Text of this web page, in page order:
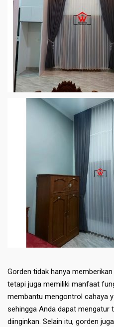
Gorden tidak hanya
tetapi juga memiliki manfaat
membantu mengontrol cahaya
sehingga Anda dapat mengatur
diinginkan. Selain itu, gorden